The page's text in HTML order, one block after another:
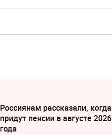
Россиянам рассказали, когда
придут пенсии в августе 2026
года